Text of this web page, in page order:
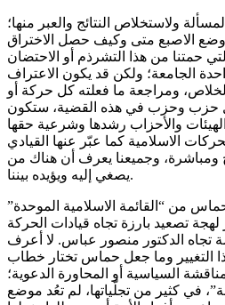
ولاستخلاص النتائج والعبر منها؛
الاصبع متى وكيف حصل الاختراق
حمتنا من هذا التشرذم أو الاحتضان
الجامعة؛ ولكن قد يكون الاعتراف
ومراجعة ما فعلته كل حركة أو
وحزب في هذه القضية، ستكون
والأحزاب رشدها وشرعية حقها
الاسلامية كما عبّر عنها القيادي
ومباشرة، وجميعنا يعرف أن هناك من
يصغي إليه ويؤيده بيننا.
من “القائمة الاسلامية الموحدة”
تصعيد بارزة تجاه قيادات الحركة
تجاه الدكتور منصور عباس. لا أعرف
التغيير وما جعل حماس تختار خطاب
السياسية أو المحاورة الدعوية؛
في كثير من تجلّياتها، لم تعُد موضع